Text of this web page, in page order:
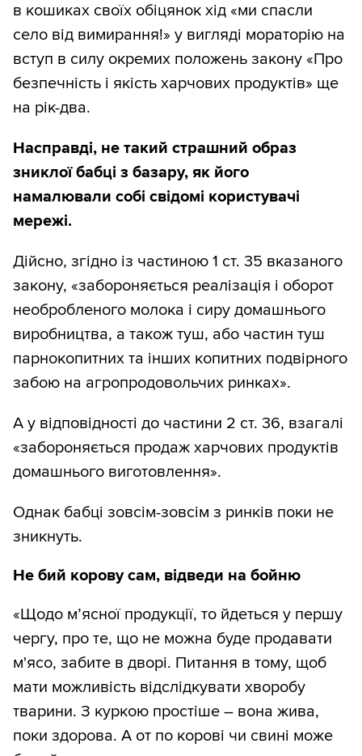
в кошиках своїх обіцянок хід «ми спасли
село від вимирання!» у вигляді мораторію на
вступ в силу окремих положень закону «Про
безпечність і якість харчових продуктів» ще
на рік-два.
Насправді, не такий страшний образ
зниклої бабці з базару, як його
намалювали собі свідомі користувачі
мережі.
Дійсно, згідно із частиною 1 ст. 35 вказаного
закону, «забороняється реалізація і оборот
необробленого молока і сиру домашнього
виробництва, а також туш, або частин туш
парнокопитних та інших копитних подвірного
забою на агропродовольчих ринках».
А у відповідності до частини 2 ст. 36, взагалі
«забороняється продаж харчових продуктів
домашнього виготовлення».
Однак бабці зовсім-зовсім з ринків поки не
зникнуть.
Не бий корову сам, відведи на бойню
«Щодо м’ясної продукції, то йдеться у першу
чергу, про те, що не можна буде продавати
м'ясо, забите в дворі. Питання в тому, щоб
мати можливість відслідкувати хворобу
тварини. З куркою простіше – вона жива,
поки здорова. А от по корові чи свині може